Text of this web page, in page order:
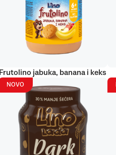
Frutolino jabuka, banana i keks
NOVO